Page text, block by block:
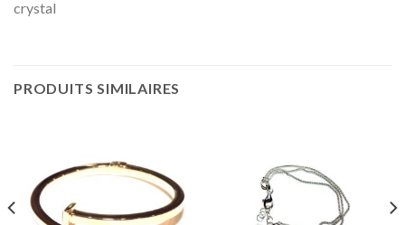
crystal
PRODUITS SIMILAIRES